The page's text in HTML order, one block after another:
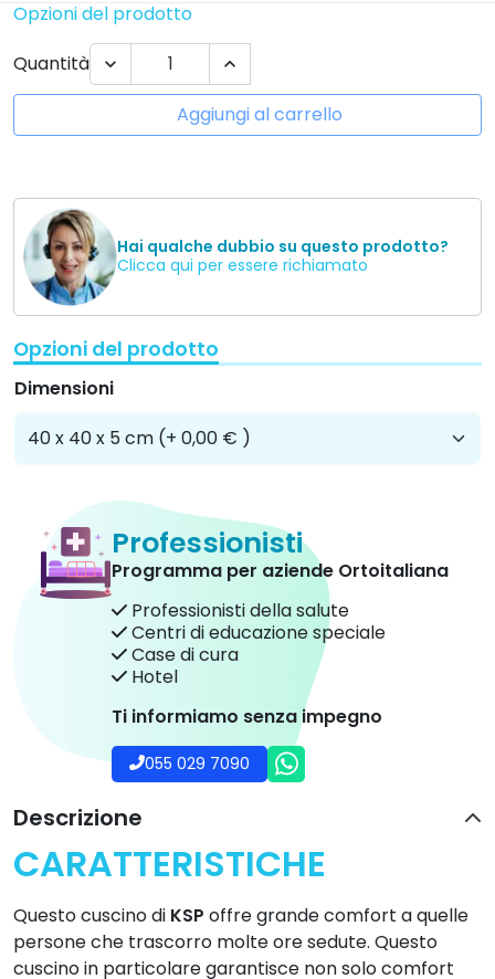
Opzioni del prodotto
Quantità
 
Aggiungi al carrello
Hai qualche dubbio su questo prodotto?
Clicca qui per essere richiamato
Opzioni del prodotto
Dimensioni
Professionisti
Programma per aziende Ortoitaliana
Professionisti della salute
Centri di educazione speciale
Case di cura
Hotel
Ti informiamo senza impegno
055 029 7090
Descrizione
CARATTERISTICHE
Questo cuscino di KSP offre grande comfort a quelle
persone che trascorro molte ore sedute. Questo
cuscino in particolare garantisce non solo comfort